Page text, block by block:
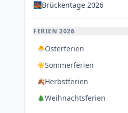
🌉Brückentage 2026
FERIEN 2026
🐣Osterferien
☀️Sommerferien
🍂Herbstferien
🎄Weihnachtsferien